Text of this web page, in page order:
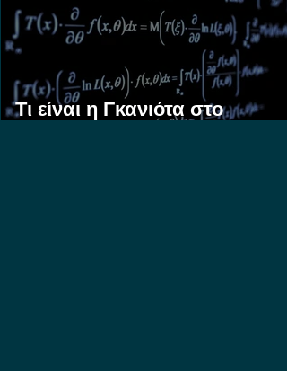
Τι είναι η Γκανιότα στο